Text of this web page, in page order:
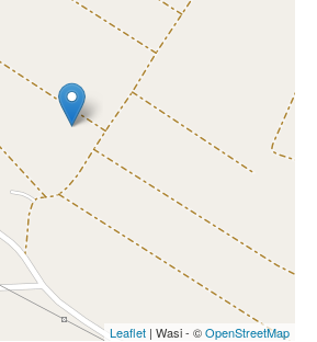
Leaflet | Wasi - ©OpenStreetMap